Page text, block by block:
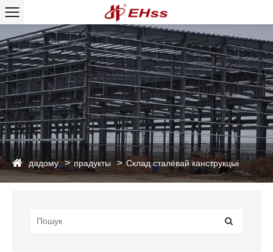
дадому прадукты Склад сталёвай канструкцыі